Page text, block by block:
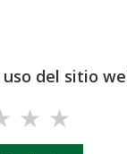
del sitio